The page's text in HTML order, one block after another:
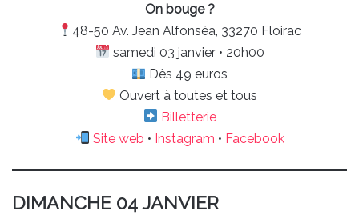
On bouge ?
48-50 Av. Jean Alfonséa, 33270 Floirac
samedi 03 janvier • 20h00
Dès 49 euros
Ouvert à toutes et tous
Billetterie
Site web • Instagram • Facebook
DIMANCHE 04 JANVIER